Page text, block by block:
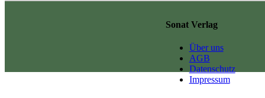
Sonat Verlag
Über uns
AGB
Datenschutz
Impressum